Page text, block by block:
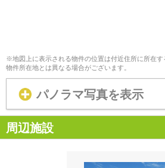
※地図上に表示される物件の位置は付近住所に所在
物件所在地とは異なる場合がございます。
パノラマ写真を表示
周辺施設